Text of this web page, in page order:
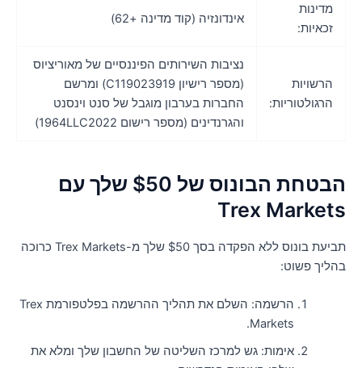
מדינות
זכאיות:
אינדונזיה (קוד מדינה +62)
הרשויות
הרגולטוריות:
נציבות השירותים הפיננסיים של מאוריציוס
(מספר רישיון C119023919) ומרשם
החברות בערבון מוגבל של סנט וינסנט
והגרנדינים (מספר רישום 1964LLC2022)
הבטחת הבונוס של $50 שלך עם
Trex
תביעת בונוס ללא הפקדה בסך $50 שלך מ-Trex Markets כרוכה
פשוט:
הרשמה: השלם את תהליך ההרשמה בפלטפורמת Trex
Markets.
אימות: גש למרכז השליטה של ​​החשבון שלך ומלא את